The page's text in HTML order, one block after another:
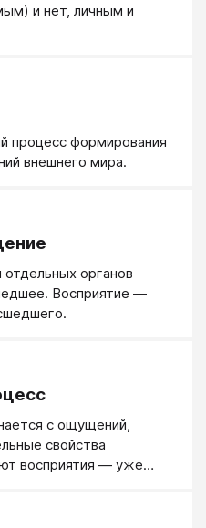
и нет, личным и
процесс формирования
внешнего мира.
органов
Восприятие —
с ощущений,
свойства
восприятия — уже